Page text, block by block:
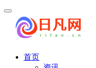
首页